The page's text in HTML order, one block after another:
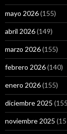
mayo 2026(155)
abril 2026(149)
marzo 2026(155)
febrero 2026(140)
enero 2026(155)
diciembre 2025
noviembre 2025